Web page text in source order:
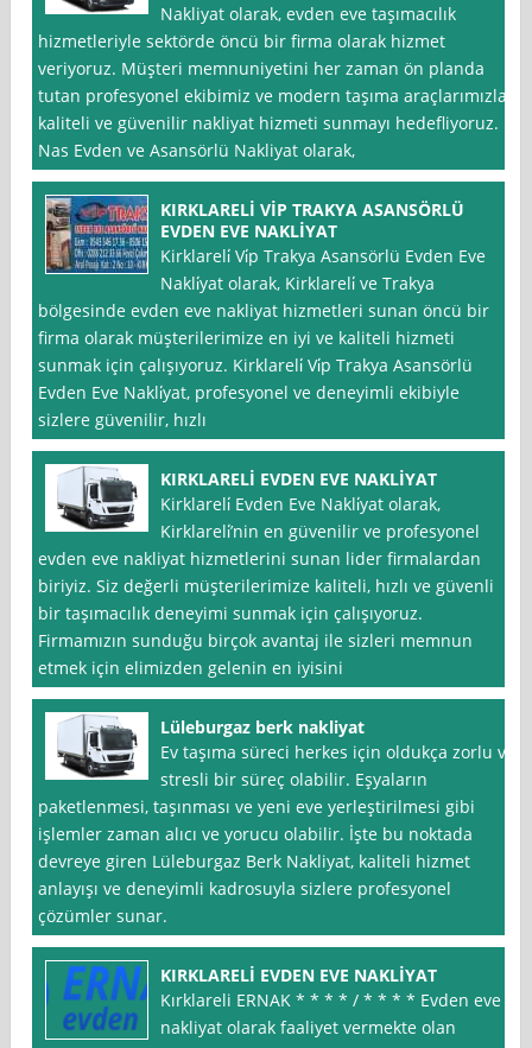
Nakliyat olarak, evden eve taşımacılık
hizmetleriyle sektörde öncü bir firma olarak hizmet
veriyoruz. Müşteri memnuniyetini her zaman ön planda
tutan profesyonel ekibimiz ve modern taşıma araçlarımızla,
kaliteli ve güvenilir nakliyat hizmeti sunmayı hedefliyoruz.
Nas Evden ve Asansörlü Nakliyat olarak,
KIRKLARELİ VİP TRAKYA ASANSÖRLÜ
EVDEN EVE NAKLİYAT
Kirklareli̇ Vi̇p Trakya Asansörlü Evden Eve
Nakli̇yat olarak, Kirklareli̇ ve Trakya
bölgesinde evden eve nakliyat hizmetleri sunan öncü bir
firma olarak müşterilerimize en iyi ve kaliteli hizmeti
sunmak için çalışıyoruz. Kirklareli̇ Vi̇p Trakya Asansörlü
Evden Eve Nakli̇yat, profesyonel ve deneyimli ekibiyle
sizlere güvenilir, hızlı
KIRKLARELİ EVDEN EVE NAKLİYAT
Kirklareli̇ Evden Eve Nakli̇yat olarak,
Kirklareli̇’nin en güvenilir ve profesyonel
evden eve nakliyat hizmetlerini sunan lider firmalardan
biriyiz. Siz değerli müşterilerimize kaliteli, hızlı ve güvenli
bir taşımacılık deneyimi sunmak için çalışıyoruz.
Firmamızın sunduğu birçok avantaj ile sizleri memnun
etmek için elimizden gelenin en iyisini
Lüleburgaz berk nakliyat
Ev taşıma süreci herkes için oldukça zorlu ve
stresli bir süreç olabilir. Eşyaların
paketlenmesi, taşınması ve yeni eve yerleştirilmesi gibi
işlemler zaman alıcı ve yorucu olabilir. İşte bu noktada
devreye giren Lüleburgaz Berk Nakliyat, kaliteli hizmet
anlayışı ve deneyimli kadrosuyla sizlere profesyonel
çözümler sunar.
KIRKLARELİ EVDEN EVE NAKLİYAT
Kırklareli ERNAK * * * * / * * * * Evden eve
nakliyat olarak faaliyet vermekte olan